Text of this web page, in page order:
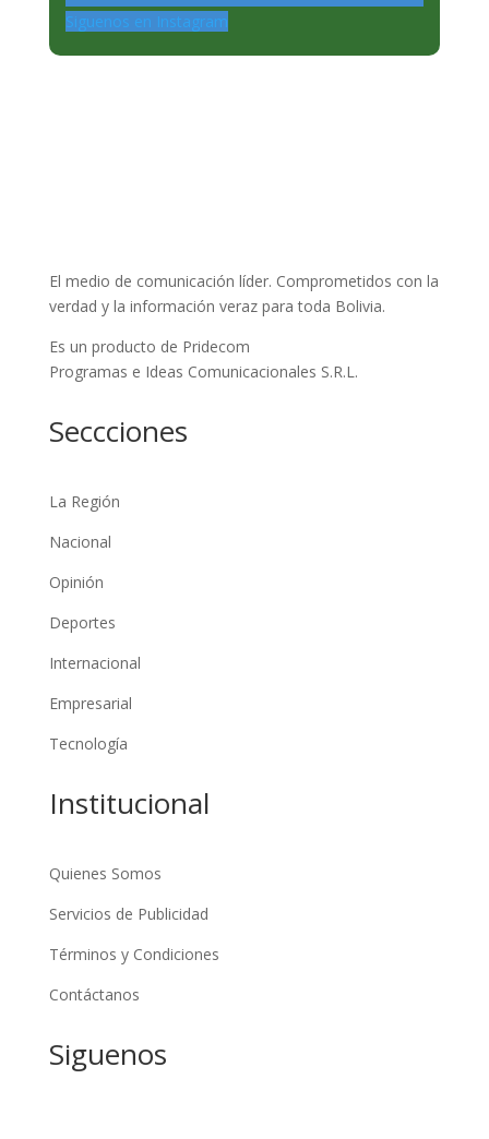
Siguenos en Instagram
El medio de comunicación líder. Comprometidos con la
verdad y la información veraz para toda Bolivia.
Es un producto de Pridecom
Programas e Ideas Comunicacionales S.R.L.
Seccciones
La Región
Nacional
Opinión
Deportes
Internacional
Empresarial
Tecnología
Institucional
Quienes Somos
Servicios de Publicidad
Términos y Condiciones
Contáctanos
Siguenos